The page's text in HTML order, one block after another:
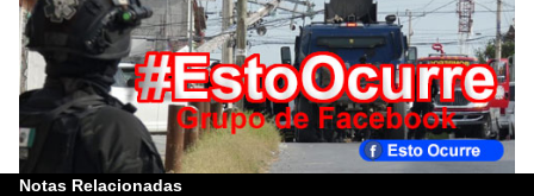
Notas Relacionadas